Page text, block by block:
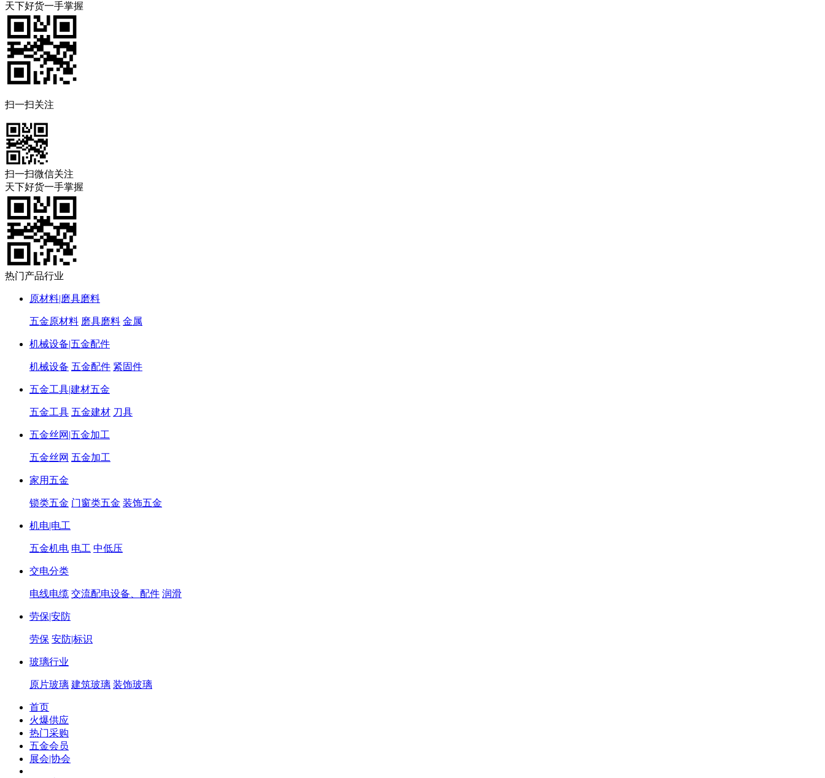
天下好货一手掌握
扫一扫关注
扫一扫微信关注
天下好货一手掌握
热门产品行业
原材料|磨具磨料
五金原材料 磨具磨料 金属
机械设备|五金配件
机械设备 五金配件 紧固件
五金工具|建材五金
五金工具 五金建材 刀具
五金丝网|五金加工
五金丝网 五金加工
家用五金
锁类五金 门窗类五金 装饰五金
机电|电工
五金机电 电工 中低压
交电分类
电线电缆 交流配电设备、配件 润滑
劳保|安防
劳保 安防|标识
玻璃行业
原片玻璃 建筑玻璃 装饰玻璃
首页
火爆供应
热门采购
五金会员
展会|协会